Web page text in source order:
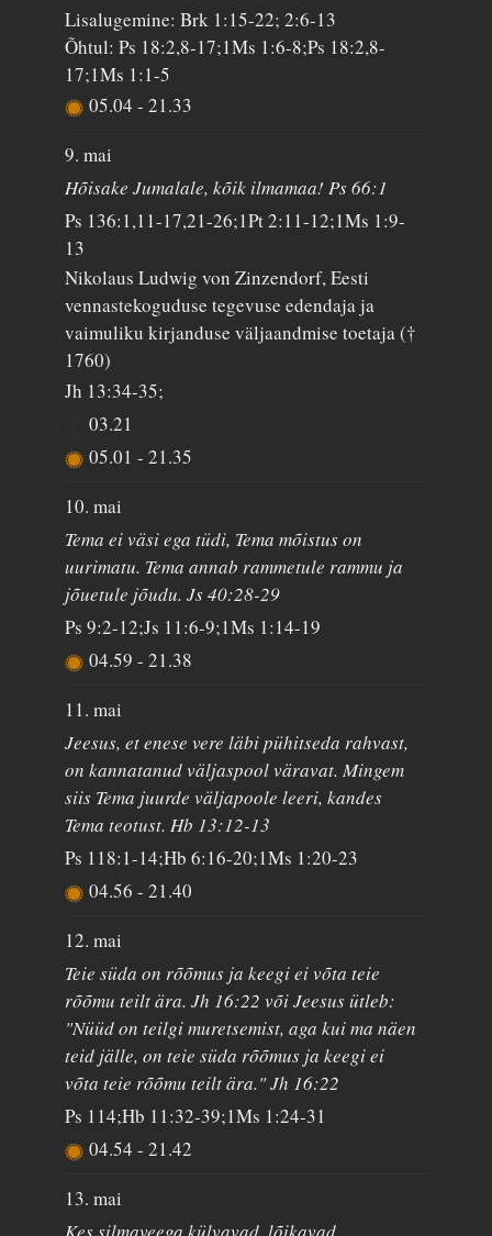
Lisalugemine: Brk 1:15-22; 2:6-13
Õhtul: Ps 18:2,8-17;1Ms 1:6-8;Ps 18:2,8-
17;1Ms 1:1-5
05.04-21.33
9. mai
Hõisake Jumalale, kõik ilmamaa! Ps 66:1
Ps 136:1,11-17,21-26;1Pt 2:11-12;1Ms 1:9-
13
Nikolaus Ludwig von Zinzendorf, Eesti
vennastekoguduse tegevuse edendaja ja
vaimuliku kirjanduse väljaandmise toetaja (†
1760)
Jh 13:34-35;
03.21
05.01-21.35
10. mai
Tema ei väsi ega tüdi, Tema mõistus on
uurimatu. Tema annab rammetule rammu ja
jõuetule jõudu. Js 40:28-29
Ps 9:2-12;Js 11:6-9;1Ms 1:14-19
04.59-21.38
11. mai
Jeesus, et enese vere läbi pühitseda rahvast,
on kannatanud väljaspool väravat. Mingem
siis Tema juurde väljapoole leeri, kandes
Tema teotust. Hb 13:12-13
Ps 118:1-14;Hb 6:16-20;1Ms 1:20-23
04.56-21.40
12. mai
Teie süda on rõõmus ja keegi ei võta teie
rõõmu teilt ära. Jh 16:22 või Jeesus ütleb:
"Nüüd on teilgi muretsemist, aga kui ma näen
teid jälle, on teie süda rõõmus ja keegi ei
võta teie rõõmu teilt ära." Jh 16:22
Ps 114;Hb 11:32-39;1Ms 1:24-31
04.54-21.42
13. mai
Kes silmaveega külvavad, lõikavad